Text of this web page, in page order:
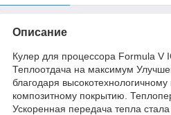
Описание
Кулер для процессора Formula V
Теплоотдача на максимум
благодаря
композитному покрытию.
Ускоренная передача тепла